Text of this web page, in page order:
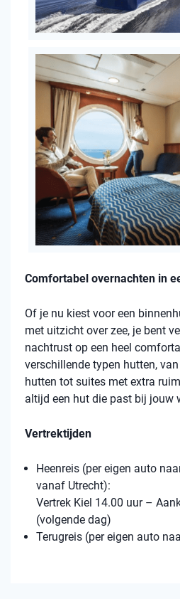
Comfortabel overnachten in
Of je nu kiest voor een
met uitzicht over zee, je bent
nachtrust op een heel
verschillende typen hutten,
hutten tot suites met extra
altijd een hut die past bij jouw
Vertrektijden
Heenreis (per eigen auto
vanaf Utrecht):
Vertrek Kiel 14.00 uur –
(volgende dag)
Terugreis (per eigen auto